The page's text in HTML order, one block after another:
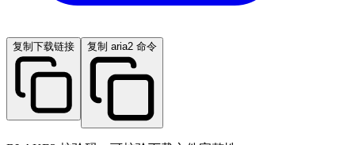
复制下载链接 复制 aria2 命令